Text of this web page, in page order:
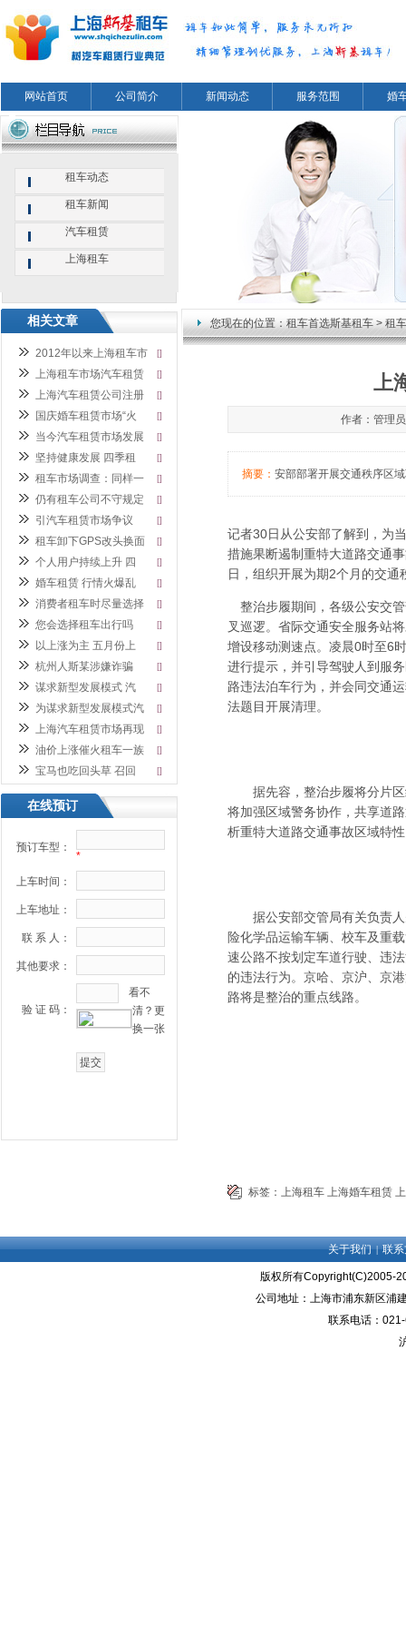
网站首页 公司简介 新闻动态 服务范围 婚
您现在的位置： 租车首选斯基租车 > 租车
上
作者：管理
摘要： 安部部署开展交通秩序区
记者30日从公安部了解到，为
措施果断遏制重特大道路交通
日，组织开展为期2个月的交通
整治步履期间，各级公安交
叉巡逻。省际交通安全服务站
增设移动测速点。凌晨0时至6
进行提示，并引导驾驶人到服
路违法泊车行为，并会同交通
法题目开展清理。
据先容，整治步履将分片区
将加强区域警务协作，共享道
析重特大道路交通事故区域特
据公安部交管局有关负责人
险化学品运输车辆、校车及重
速公路不按划定车道行驶、违
的违法行为。京哈、京沪、京
路将是整治的重点线路。
标签： 上海租车 上海婚车租赁
租车动态
租车新闻
汽车租赁
上海租车
相关文章
[]
2012年以来上海租车市
[]
上海租车市场汽车租赁
[]
上海汽车租赁公司注册
[]
国庆婚车租赁市场“火
[]
当今汽车租赁市场发展
[]
坚持健康发展 四季租
[]
租车市场调查：同样一
[]
仍有租车公司不守规定
[]
引汽车租赁市场争议
[]
租车卸下GPS改头换面
[]
个人用户持续上升 四
[]
婚车租赁 行情火爆乱
[]
消费者租车时尽量选择
[]
您会选择租车出行吗
[]
以上涨为主 五月份上
[]
杭州人斯某涉嫌诈骗
[]
谋求新型发展模式 汽
[]
为谋求新型发展模式汽
[]
上海汽车租赁市场再现
[]
油价上涨催火租车一族
[]
宝马也吃回头草 召回
在线预订
预订车型：
*
上车时间：
上车地址：
联 系 人：
其他要求：
验 证 码：
看不
清？更
换一张
关于我们 |联系
版权所有Copyright(C)2005-
公司地址：上海市浦东新区浦
联系电话：